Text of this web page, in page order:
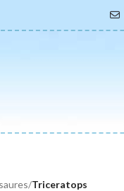
/Triceratops